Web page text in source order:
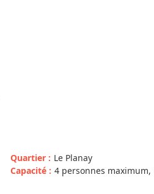
Quartier : Le Planay
Capacité : 4 personnes maximum